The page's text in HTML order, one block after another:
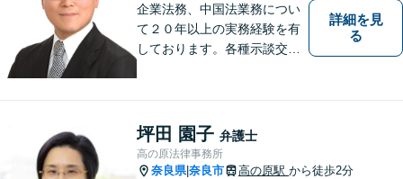
企業法務、中国法業務につい
て２０年以上の実務経験を有
しております。各種示談交
詳細を見
る
坪田 園子 弁護士
高の原法律事務所
奈良県|奈良市 高の原駅 から徒歩2分